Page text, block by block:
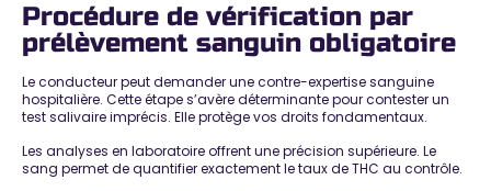
Procédure de vérification par
prélèvement sanguin obligatoire
Le conducteur peut demander une contre-expertise sanguine
hospitalière. Cette étape s’avère déterminante pourcontester un
test salivaire imprécis. Elle protège vos droits fondamentaux.
Les analyses en laboratoire offrent une précision supérieure. Le
sang permet dequantifier exactement le taux de THC au contrôle.